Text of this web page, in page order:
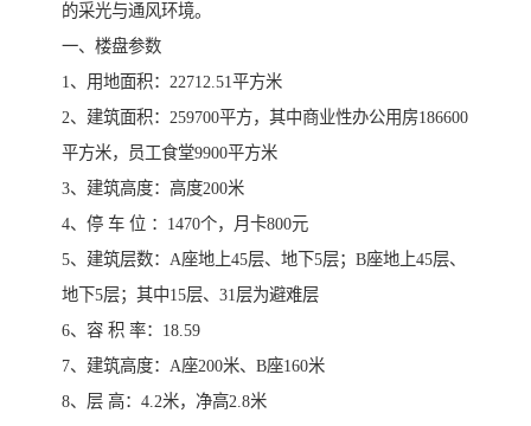
的采光与通风环境。
一、楼盘参数
1、用地面积：22712.51平方米
2、建筑面积：259700平方，其中商业性办公用房186600
平方米，员工食堂9900平方米
3、建筑高度：高度200米
4、停 车 位 ：1470个，月卡800元
5、建筑层数：A座地上45层、地下5层；B座地上45层、
地下5层；其中15层、31层为避难层
6、容 积 率：18.59
7、建筑高度：A座200米、B座160米
8、层 高：4.2米，净高2.8米